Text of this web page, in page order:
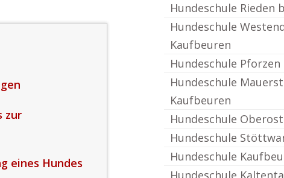
zur
eines Hundes
Hundeschule Rieden
Hundeschule
Kaufbeuren
Hundeschule Pforzen
Hundeschule
Kaufbeuren
Hundeschule
Hundeschule
Hundeschule
Hundeschule